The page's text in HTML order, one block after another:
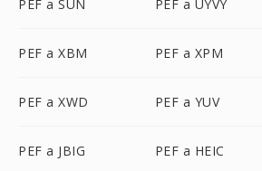
PEF a SUN PEF a UYVY
PEF a XBM PEF a XPM
PEF a XWD PEF a YUV
PEF a JBIG PEF a HEIC